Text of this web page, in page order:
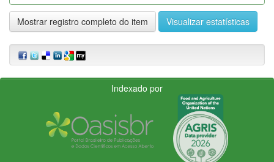
Mostrar registro completo do item Visualizar estatísticas
Indexado por